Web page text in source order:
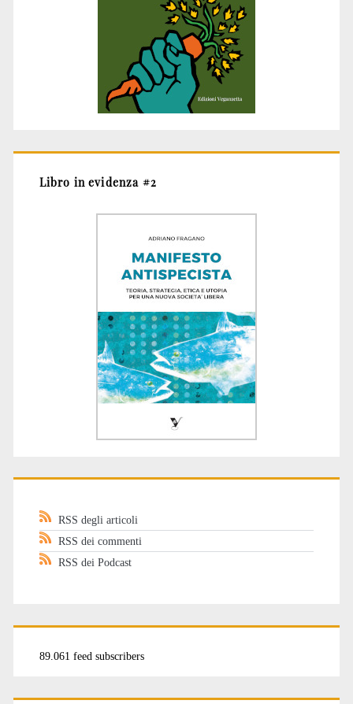
Libro in evidenza #2
RSS degli articoli
RSS dei commenti
RSS dei Podcast
89.061 feed subscribers